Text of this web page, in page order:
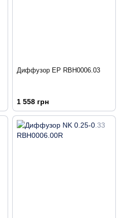
Диффузор EP RBH0006.03
1 558 грн